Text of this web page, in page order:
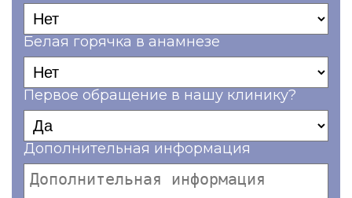
Белая горячка в анамнезе
Первое обращение в нашу клинику?
Дополнительная информация